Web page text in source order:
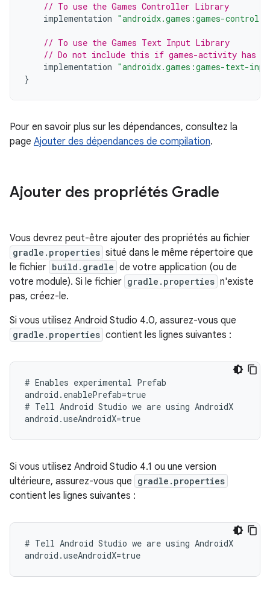
// To use the Games Controller Library
implementation "androidx.games:games-
// To use the Games Text Input Library
// Do not include this if games-activity has
implementation "androidx.games:games-text-
}
Pour en savoir plus sur les dépendances, consultez la
page Ajouter des dépendances de compilation.
Ajouter des propriétés Gradle
Vous devrez peut-être ajouter des propriétés au fichier
gradle.properties situé dans le même répertoire que
le fichier build.gradle de votre application (ou de
votre module). Si le fichier gradle.properties n'existe
pas, créez-le.
Si vous utilisez Android Studio 4.0, assurez-vous que
gradle.properties contient les lignes suivantes :
# Enables experimental Prefab
android.enablePrefab=true
# Tell Android Studio we are using AndroidX
Si vous utilisez Android Studio 4.1 ou une version
ultérieure, assurez-vous que gradle.properties
contient les lignes suivantes :
# Tell Android Studio we are using AndroidX